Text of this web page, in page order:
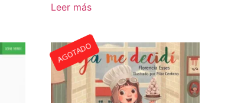
Leer más
AGOTADO